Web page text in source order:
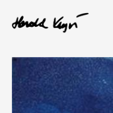
rett
innholdet